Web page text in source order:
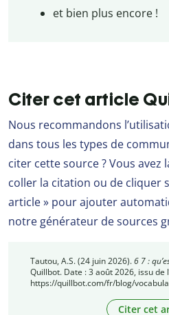
et bien plus encore !
Citer cet article
Nous recommandons
dans tous les types de
citer cette source ? Vous avez
coller la citation ou de cliquer
article » pour ajouter
notre générateur de sources
Tautou, A.S. (24 juin 2026).6 7 :
Quillbot. Date : 3 août 2026, issu de
https://quillbot.com/fr/blog/
Citer cet